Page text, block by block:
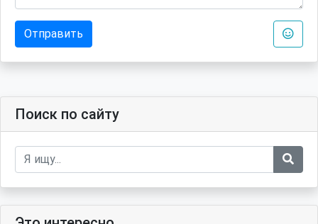
Отправить
Поиск по сайту